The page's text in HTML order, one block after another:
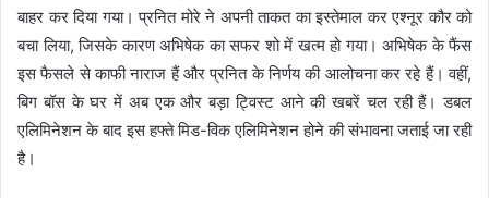
बाहर कर दिया गया। प्रनित मोरे ने अपनी ताकत का इस्तेमाल कर एश्नूर कौर को
बचा लिया, जिसके कारण अभिषेक का सफर शो में खत्म हो गया। अभिषेक के फैंस
इस फैसले से काफी नाराज हैं और प्रनित के निर्णय की आलोचना कर रहे हैं। वहीं,
बिग बॉस के घर में अब एक और बड़ा ट्विस्ट आने की खबरें चल रही हैं। डबल
एलिमिनेशन के बाद इस हफ्ते मिड-विक एलिमिनेशन होने की संभावना जताई जा रही
है।